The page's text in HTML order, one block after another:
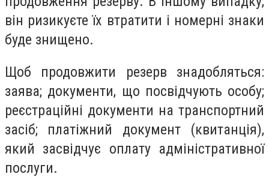
він ризикуєте їх втратити і номерні знаки
буде знищено.
Щоб продовжити резерв знадобляться:
заява; документи, що посвідчують особу;
реєстраційні документи на транспортний
засіб; платіжний документ (квитанція),
який засвідчує оплату адміністративної
послуги.